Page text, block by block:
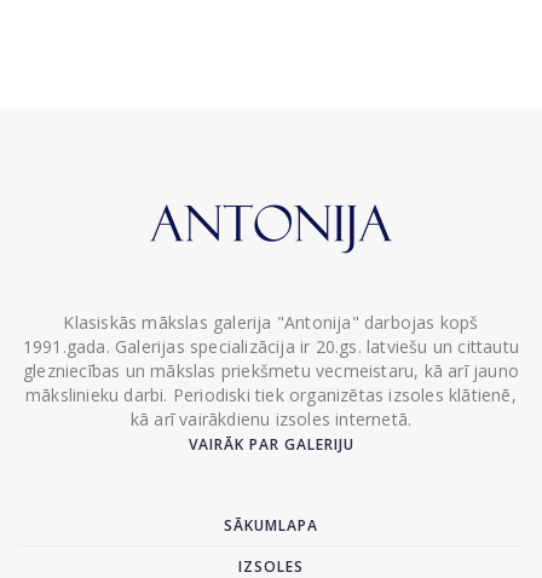
Klasiskās mākslas galerija "Antonija" darbojas kopš
1991.gada. Galerijas specializācija ir 20.gs. latviešu un cittautu
glezniecības un mākslas priekšmetu vecmeistaru, kā arī jauno
mākslinieku darbi. Periodiski tiek organizētas izsoles klātienē,
kā arī vairākdienu izsoles internetā.
VAIRĀK PAR GALERIJU
SĀKUMLAPA
IZSOLES